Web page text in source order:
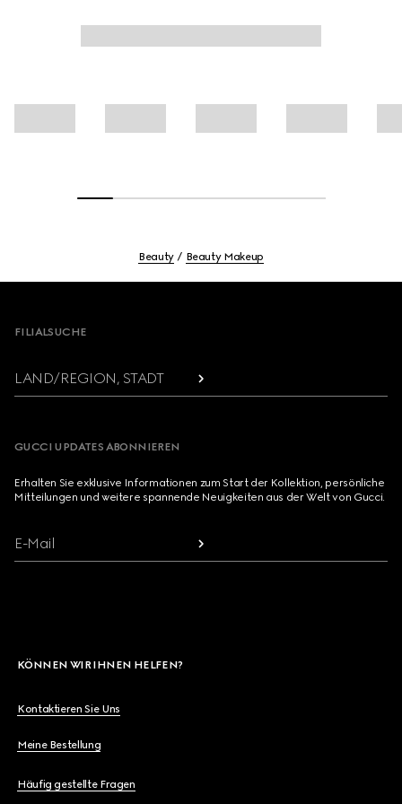
Beauty Beauty Makeup
FILIALSUCHE
LAND/REGION, STADT
GUCCI UPDATES ABONNIEREN
Erhalten Sie exklusive Informationen zum Start der Kollektion, persönliche
Mitteilungen und weitere spannende Neuigkeiten aus der Welt von Gucci.
E-Mail
KÖNNEN WIR IHNEN HELFEN?
Kontaktieren Sie Uns
Meine Bestellung
Häufig gestellte Fragen